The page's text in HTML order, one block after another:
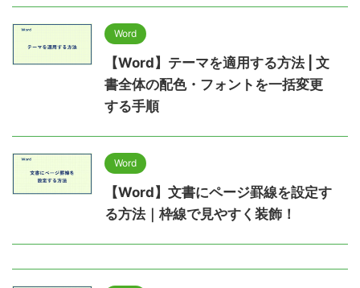
Word
【Word】テーマを適用する方法 | 文
書全体の配色・フォントを一括変更
する手順
Word
【Word】文書にページ罫線を設定す
る方法｜枠線で見やすく装飾！